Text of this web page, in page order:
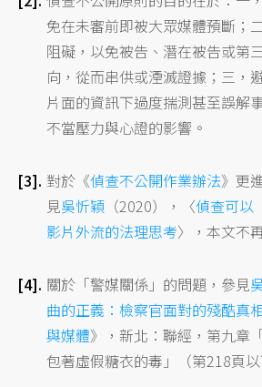
免在未審前即被大眾媒體預斷；
阻礙，以免被告、潛在被告或第
向，從而串供或湮滅證據；三，
片面的資訊下過度揣測甚至誤解
不當壓力與心證的影響。
對於《偵查不公開作業辦法》更
見吳忻穎 （2020），〈偵查可以
影片外流的法理思考〉，本文不
關於「警媒關係」的問題，參見
曲的正義：檢察官面對的殘酷真
與媒體》，新北：聯經，第九
包著虛假糖衣的毒」（第218頁以